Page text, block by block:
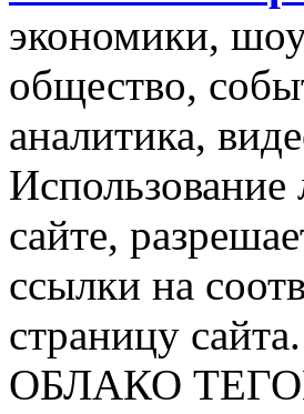
экономики,
общество,
аналитика,
сайте,
ссылки на
страницу сайта.
ОБЛАКО